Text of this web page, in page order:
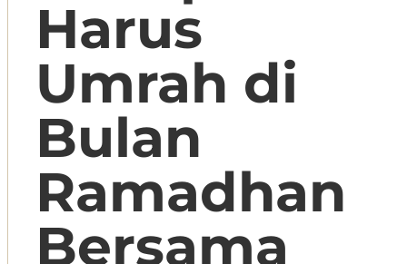
Harus
Umrah di
Bulan
Ramadhan
Bersama